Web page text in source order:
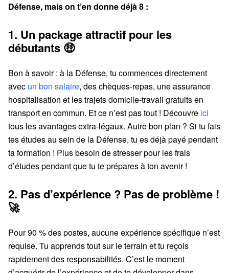
Défense, mais on t’en donne déjà 8 :
1. Un package attractif pour les
débutants 🤑
Bon à savoir : à la Défense, tu commences directement
avec un bon salaire, des chèques-repas, une assurance
hospitalisation et les trajets domicile-travail gratuits en
transport en commun. Et ce n’est pas tout ! Découvre ici
tous les avantages extra-légaux. Autre bon plan ? Si tu fais
tes études au sein de la Défense, tu es déjà payé pendant
ta formation ! Plus besoin de stresser pour les frais
d’études pendant que tu te prépares à ton avenir !
2. Pas d’expérience ? Pas de problème !
🚀
Pour 90 % des postes, aucune expérience spécifique n’est
requise. Tu apprends tout sur le terrain et tu reçois
rapidement des responsabilités. C’est le moment